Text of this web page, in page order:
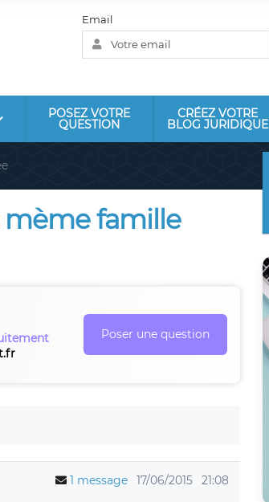
Email
POSEZ VOTRE
QUESTION
CRÉEZ VOTRE
BLOG JURIDIQUE
mème famille
Poser une question
1 message 17/06/2015 21:08